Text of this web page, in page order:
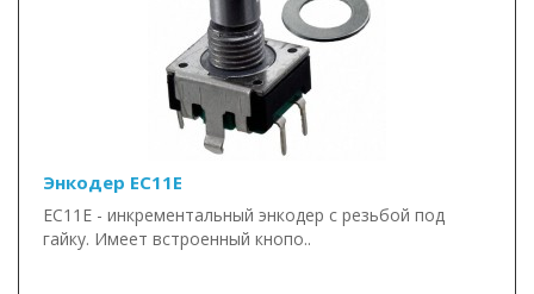
Энкодер EC11E
EC11E - инкрементальный энкодер с резьбой под
гайку. Имеет встроенный кнопо..